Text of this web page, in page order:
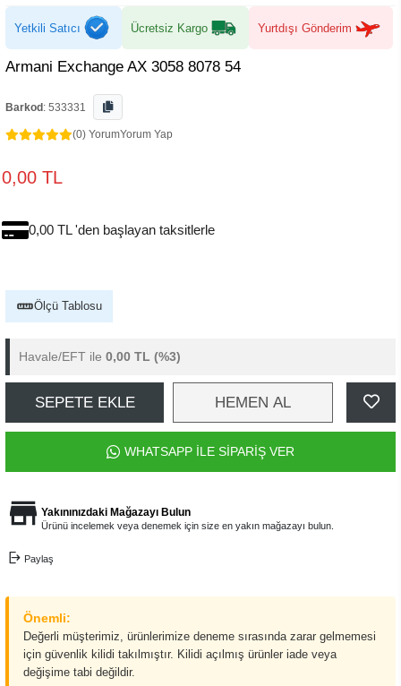
Yetkili Satıcı Ücretsiz Kargo Yurtdışı Gönderim
Armani Exchange AX 3058 8078 54
Barkod : 533331
(0) YorumYorum Yap
0,00 TL
0,00 TL 'den başlayan taksitlerle
Ölçü Tablosu
Havale/EFT ile 0,00 TL (%3)
SEPETE EKLE HEMEN AL
WHATSAPP İLE SİPARİŞ VER
Yakınınızdaki Mağazayı Bulun
Ürünü incelemek veya denemek için size en yakın mağazayı bulun.
Paylaş
Önemli:
Değerli müşterimiz, ürünlerimize deneme sırasında zarar gelmemesi
için güvenlik kilidi takılmıştır. Kilidi açılmış ürünler iade veya
değişime tabi değildir.